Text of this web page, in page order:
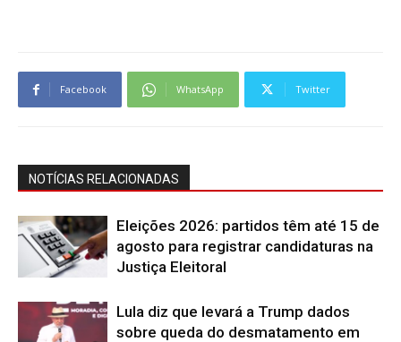
Facebook WhatsApp Twitter
NOTÍCIAS RELACIONADAS
Eleições 2026: partidos têm até 15 de
agosto para registrar candidaturas na
Justiça Eleitoral
Lula diz que levará a Trump dados
sobre queda do desmatamento em